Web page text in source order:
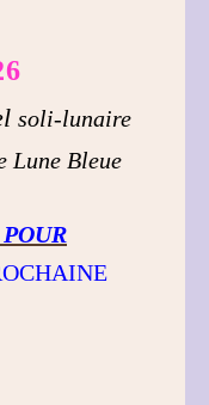
soli-lunaire
Lune Bleue